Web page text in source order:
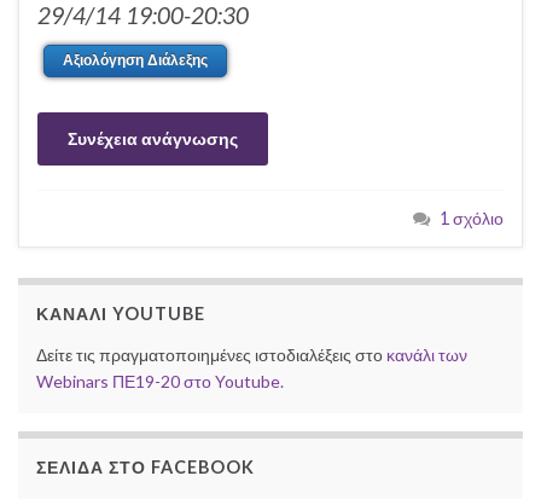
29/4/14 19:00-20:30
Αξιολόγηση Διάλεξης
Συνέχεια ανάγνωσης
1 σχόλιο
ΚΑΝΆΛΙ YOUTUBE
Δείτε τις πραγματοποιημένες ιστοδιαλέξεις στο κανάλι των
Webinars ΠΕ19-20 στο Youtube.
ΣΕΛΊΔΑ ΣΤΟ FACEBOOK